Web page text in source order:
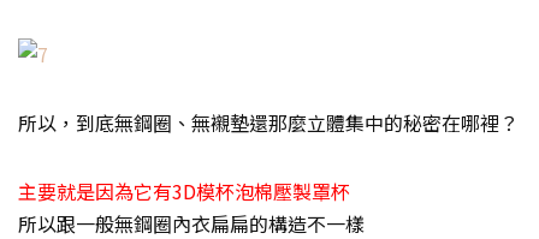
所以，到底無鋼圈、無襯墊還那麼立體集中的秘密在哪裡？
主要就是因為它有3D模杯泡棉壓製罩杯
所以跟一般無鋼圈內衣扁扁的構造不一樣